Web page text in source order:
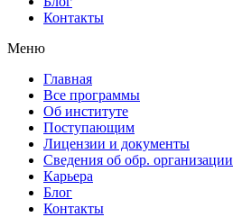
Контакты
Меню
Главная
Все программы
Об институте
Поступающим
Лицензии и документы
Сведения об обр. организации
Карьера
Блог
Контакты